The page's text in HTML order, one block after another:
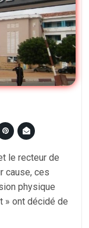
le recteur de
cause, ces
physique
» ont décidé de